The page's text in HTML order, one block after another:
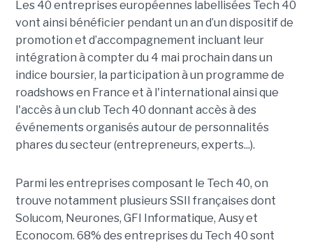
Les 40 entreprises européennes labellisées Tech 40
vont ainsi bénéficier pendant un an d’un dispositif de
promotion et d’accompagnement incluant leur
intégration à compter du 4 mai prochain dans un
indice boursier, la participation à un programme de
roadshows en France et à l'international ainsi que
l'accès à un club Tech 40 donnant accès à des
événements organisés autour de personnalités
phares du secteur (entrepreneurs, experts...).
Parmi les entreprises composant le Tech 40, on
trouve notamment plusieurs SSII françaises dont
Solucom, Neurones, GFI Informatique, Ausy et
Econocom. 68% des entreprises du Tech 40 sont